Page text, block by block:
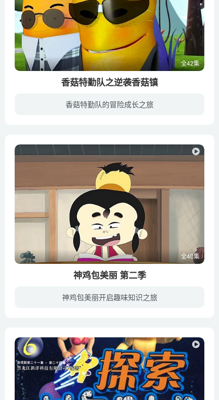
全42集
香菇特勤队之逆袭香菇镇
香菇特勤队的冒险成长之旅
全40集
神鸡包美丽 第二季
神鸡包美丽开启趣味知识之旅